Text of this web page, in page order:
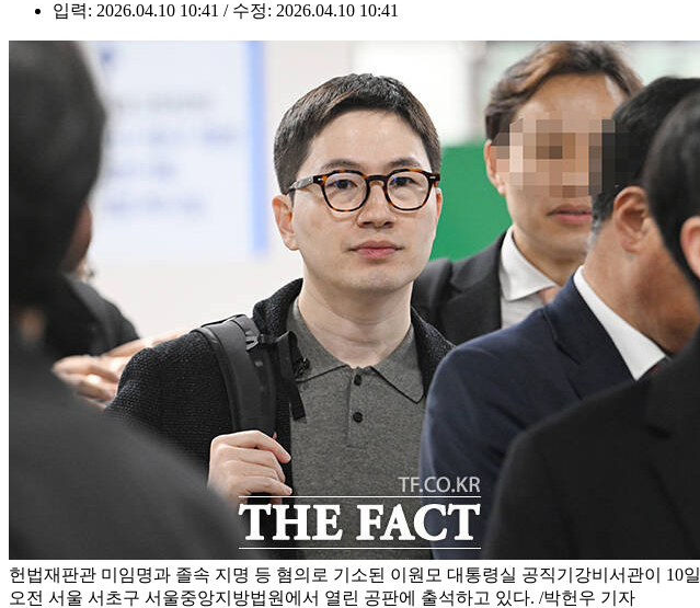
입력: 2026.04.10 10:41 / 수정: 2026.04.10 10:41
헌법재판관 미임명과 졸속 지명 등 혐의로 기소된 이원모 대통령실 공직기강비서관이 10일
오전 서울 서초구 서울중앙지방법원에서 열린 공판에 출석하고 있다. /박헌우 기자